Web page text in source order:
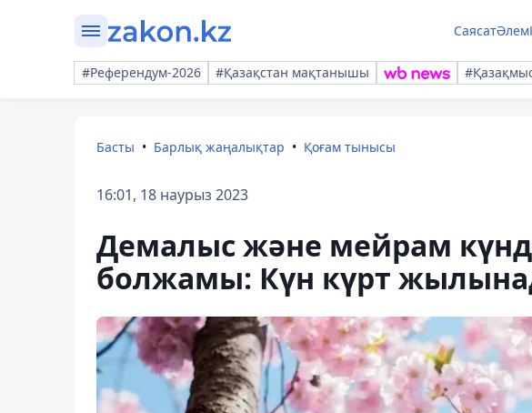
СаясатӘлем
#Референдум-2026 #Қазақстан мақтанышы
Басты Барлық жаңалықтар Қоғам тынысы
16:01, 18 наурыз 2023
Демалыс және мейрам
болжамы: Күн күрт